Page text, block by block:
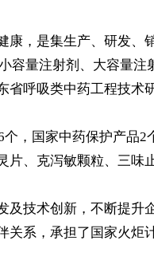
，是集生产、研发
量注射剂、大容量
呼吸类中药工程技
，国家中药保护产品
、克泻敏颗粒、三
技术创新，不断提升
系，承担了国家火炬